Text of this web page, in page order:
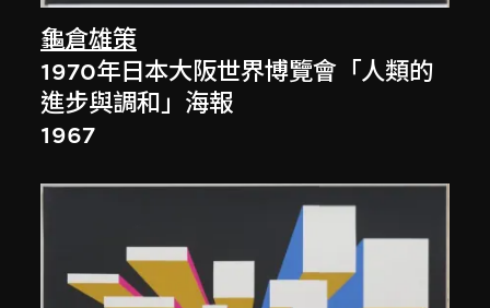
龜倉雄策
1970年日本大阪世界博覽會「人類的
進步與調和」海報
1967